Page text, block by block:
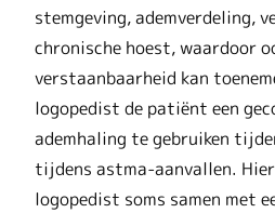
stemgeving, ademverdeling,
chronische hoest, waardoor
verstaanbaarheid kan
logopedist de patiënt een
ademhaling te gebruiken
tijdens astma-aanvallen.
logopedist soms samen met